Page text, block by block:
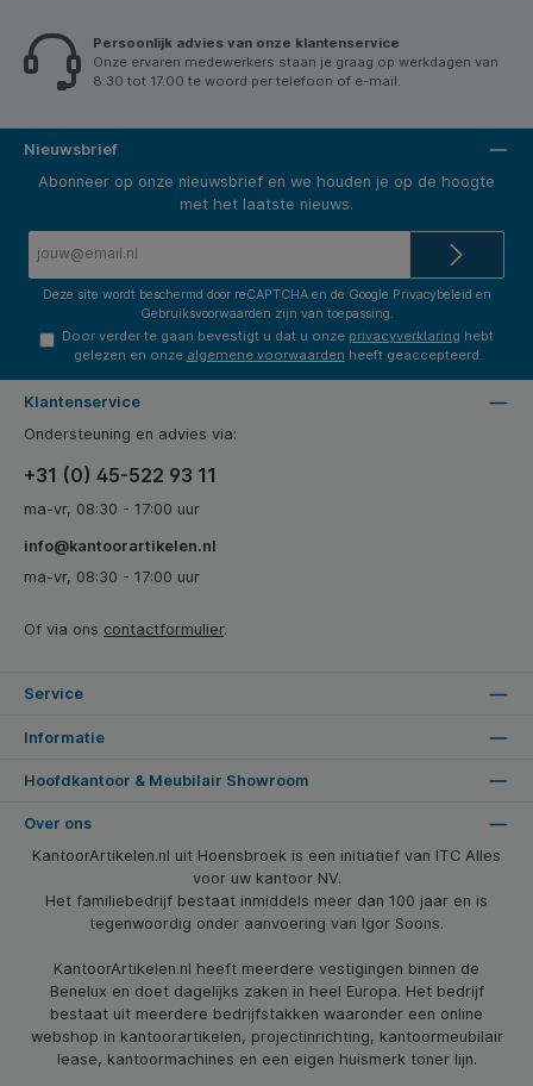
Persoonlijk advies van onze klantenservice
Onze ervaren medewerkers staan je graag op werkdagen van
8.30 tot 17.00 te woord per telefoon of e-mail.
Nieuwsbrief
Abonneer op onze nieuwsbrief en we houden je op de hoogte
met het laatste nieuws.
Deze site wordt beschermd door reCAPTCHA en de Google Privacybeleid en
Gebruiksvoorwaarden zijn van toepassing.
Door verder te gaan bevestigt u dat u onze privacyverklaring hebt
gelezen en onze algemene voorwaarden heeft geaccepteerd.
Klantenservice
Ondersteuning en advies via:
+31 (0) 45-522 93 11
ma-vr, 08:30 - 17:00 uur
info@kantoorartikelen.nl
ma-vr, 08:30 - 17:00 uur
Of via ons contactformulier.
Service
Informatie
Hoofdkantoor & Meubilair Showroom
Over ons
KantoorArtikelen.nl uit Hoensbroek is een initiatief van ITC Alles
voor uw kantoor NV.
Het familiebedrijf bestaat inmiddels meer dan 100 jaar en is
tegenwoordig onder aanvoering van Igor Soons.
KantoorArtikelen.nl heeft meerdere vestigingen binnen de
Benelux en doet dagelijks zaken in heel Europa. Het bedrijf
bestaat uit meerdere bedrijfstakken waaronder een online
webshop in kantoorartikelen, projectinrichting, kantoormeubilair
lease, kantoormachines en een eigen huismerk toner lijn.